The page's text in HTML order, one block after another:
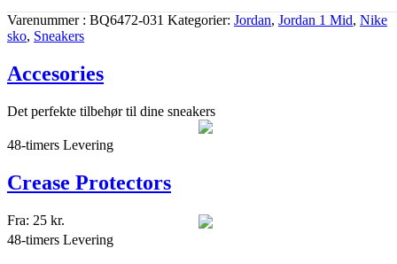
Varenummer BQ6472-031 Kategorier Jordan, Jordan 1 Mid, Nike
sko, Sneakers
Accesories
Det perfekte tilbehør til dine sneakers
48-timers Levering
Crease Protectors
Fra: 25 kr.
48-timers Levering